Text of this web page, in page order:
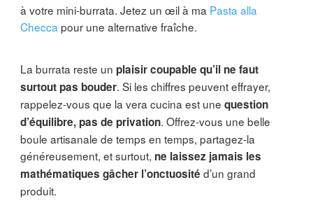
à votre mini-burrata. Jetez un œil à ma Pasta alla
Checca pour une alternative fraîche.
La burrata reste un plaisir coupable qu’il ne faut
surtout pas bouder. Si les chiffres peuvent effrayer,
rappelez-vous que la vera cucina est une question
d’équilibre, pas de privation. Offrez-vous une belle
boule artisanale de temps en temps, partagez-la
généreusement, et surtout, ne laissez jamais les
mathématiques gâcher l’onctuosité d’un grand
produit.